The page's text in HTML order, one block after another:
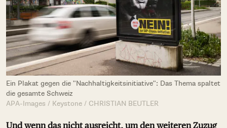
Ein Plakat gegen die "Nachhaltigkeitsinitiative": Das Thema spaltet
die gesamte Schweiz
APA-Images / Keystone / CHRISTIAN BEUTLER
Und wenn das nicht ausreicht, um den weiteren Zuzug